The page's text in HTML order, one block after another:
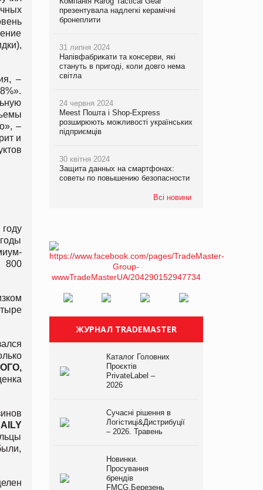
–
–
и
800
презентувала надлегкі керамічні
бронеплити
31 липня 2024
Напівфабрикати та консерви, які
стануть в пригоді, коли довго нема
світла
24 червня 2024
Meest Пошта і Shop-Express
розширюють можливості українських
підприємців
30 квітня 2024
Защита данных на смартфонах:
советы по повышению безопасности
Всі новини
ЖУРНАЛ TRADEMASTER
Каталог Головних
Проєктів
PrivateLabel –
2026
Сучасні рішення в
Логістиці&Дистрибуції
– 2026. Травень
Новинки.
Просування
брендів
FMCG.Березень